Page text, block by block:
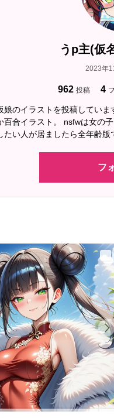
うp主(仮
2023年
962 投稿 4
娘のイラストを投稿してい
百合イラスト。 nsfwは女の
たい人が居ましたら全年齢版
フ